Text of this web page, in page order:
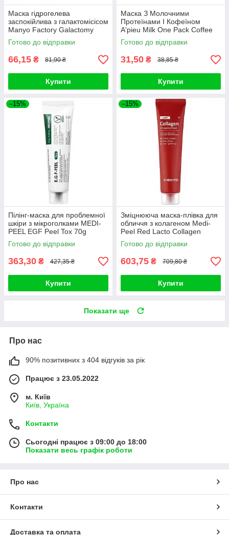
Маска гідрогелева
заспокійлива з галактомісісом
Manyo Factory Galactomy
Essence Wrap Mask 30ml
Готово до відправки
66,15 ₴ 81,90 ₴
Купити
Маска З Молочними
Протеїнами І Кофеїном
A'pieu Milk One Pack Coffee
Milk
Готово до відправки
31,50 ₴ 38,85 ₴
Купити
–15%
Пілінг-маска для проблемної
шкіри з мікроголками MEDI-
PEEL EGF Peel Tox 70g
Готово до відправки
363,30 ₴ 427,35 ₴
Купити
–15%
Зміцнююча маска-плівка для
обличчя з колагеном Medi-
Peel Red Lacto Collagen
Wrapping Mask 70ml
Готово до відправки
603,75 ₴ 709,80 ₴
Купити
Показати ще
Про нас
90% позитивних з 404 відгуків за рік
Працює з 23.05.2022
м. Київ
Київ, Україна
Контакти
Сьогодні працює з 09:00 до 18:00
Показати весь графік роботи
Про нас
Контакти
Доставка та оплата